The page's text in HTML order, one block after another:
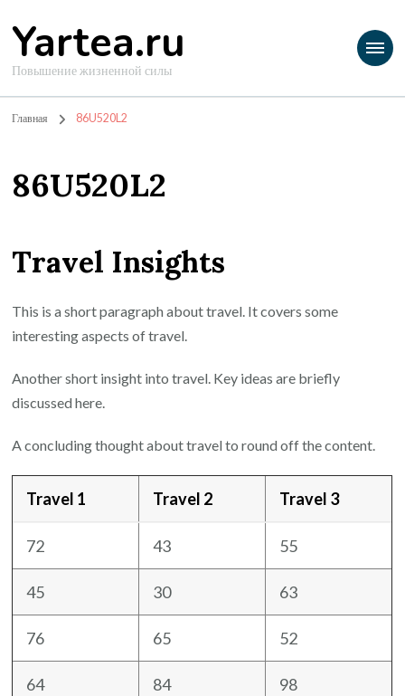
Yartea.ru
Повышение жизненной силы
Главная 86U520L2
86U520L2
Travel Insights
This is a short paragraph about travel. It covers some
interesting aspects of travel.
Another short insight into travel. Key ideas are briefly
discussed here.
A concluding thought about travel to round off the content.
Travel 1 Travel 2 Travel 3
72 43 55
45 30 63
76 65 52
64 84 98